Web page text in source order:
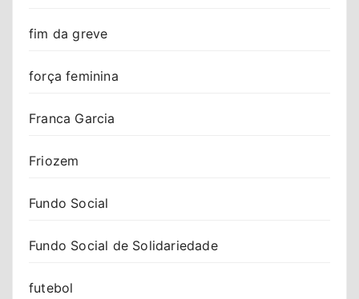
fim da greve
força feminina
Franca Garcia
Friozem
Fundo Social
Fundo Social de Solidariedade
futebol